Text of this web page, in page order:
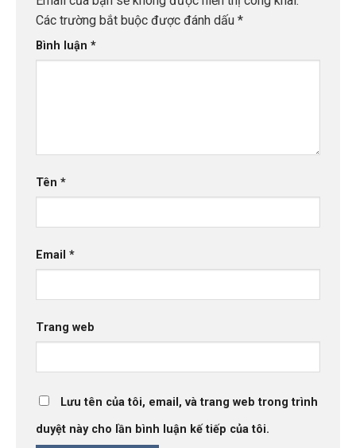
Các trường bắt buộc được đánh dấu *
Bình luận *
Tên *
Email *
Trang web
Lưu tên của tôi, email, và trang web trong trình
duyệt này cho lần bình luận kế tiếp của tôi.